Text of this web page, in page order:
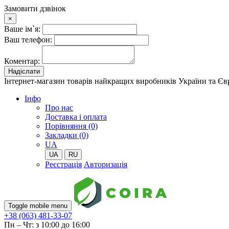
Замовити дзвінок
×
Ваше ім`я:
Ваш телефон:
Коментар:
Надіслати
Інтернет-магазин товарів найкращих виробників України та
Iнфо
Про нас
Доставка і оплата
Порівняння (0)
Закладки (0)
UA
UA RU
Реєстрація Авторизація
Toggle mobile menu
+38 (063) 481-33-07
Пн – Чт: з 10:00 до 16:00